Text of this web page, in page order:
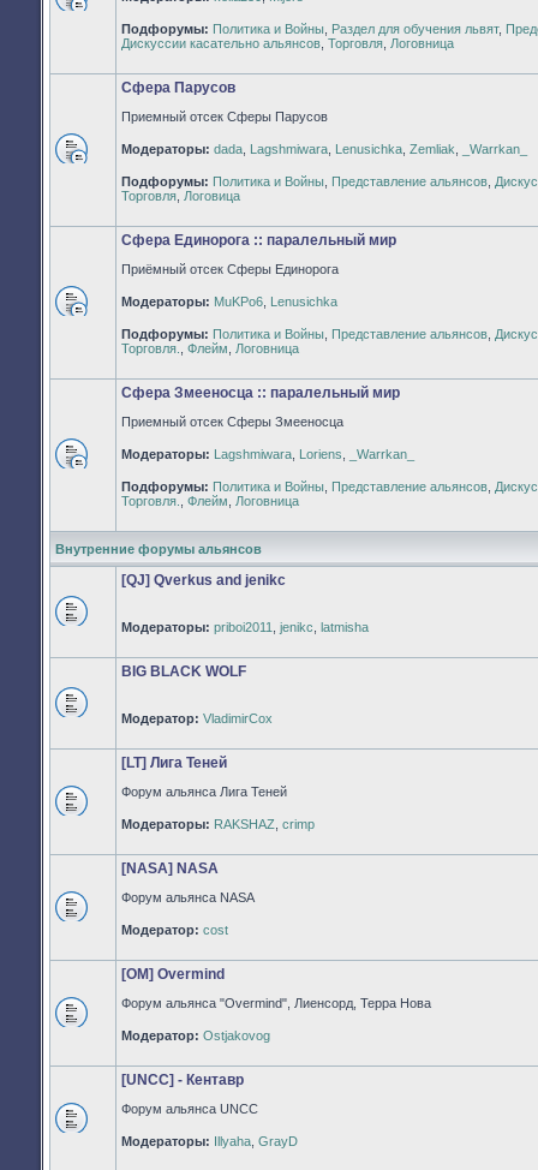
непрочитанных
сообщений
Подфорумы: Политика и Войны Раздел для обучения львят,
Дискуссии касательно альянсов Торговля Логовница
непрочитанных
сообщений
Сфера Парусов
Приемный отсек Сферы Парусов
Модераторы: dada Lagshmiwara Lenusichka Zemliak _Warrkan_
Подфорумы: Политика и Войны Представление альянсов
Торговля Логовица
непрочитанных
сообщений
Сфера Единорога :: паралельный мир
Приёмный отсек Сферы Единорога
Модераторы: MuKPo6 Lenusichka
Подфорумы: Политика и Войны Представление альянсов
Торговля.
Флейм Логовница
непрочитанных
сообщений
Сфера Змееносца :: паралельный мир
Приемный отсек Сферы Змееносца
Модераторы: Lagshmiwara Loriens _Warrkan_
Подфорумы: Политика и Войны Представление альянсов
Торговля.
Флейм Логовница
Внутренние форумы альянсов
Нет
сообщений
[QJ] Qverkus and jenikc
Модераторы: priboi2011 jenikc latmisha
Нет
сообщений
BIG BLACK WOLF
Модератор: VladimirCox
Нет
непрочитанных
[LT] Лига Теней
Форум альянса Лига Теней
Модераторы: RAKSHAZ crimp
Нет
непрочитанных
[NASA] NASA
Форум альянса NASA
Модератор: cost
Нет
непрочитанных
[OM] Overmind
Форум альянса "Overmind", Лиенсорд, Терра Нова
Модератор: Ostjakovog
Нет
непрочитанных
[UNCC] - Кентавр
Форум альянса UNCC
Модераторы: Illyaha GrayD